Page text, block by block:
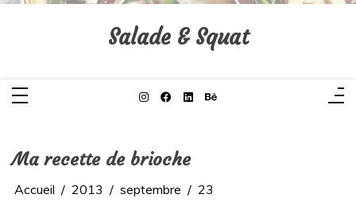
Aller
Salade & Squat
Ma recette de brioche
Accueil 2013 septembre 23